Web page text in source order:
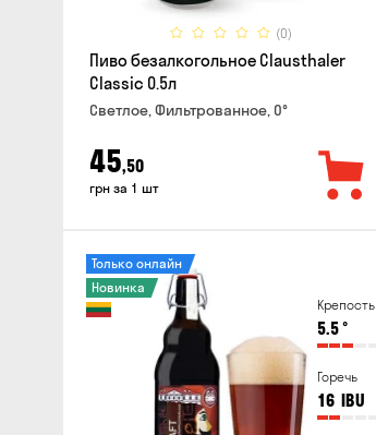
(0)
Пиво безалкогольное Clausthaler
Classic 0.5л
Светлое, Фильтрованное, 0°
45,50
грн за 1 шт
Крепость
5.5°
Горечь
16 IBU
Только онлайн
Новинка